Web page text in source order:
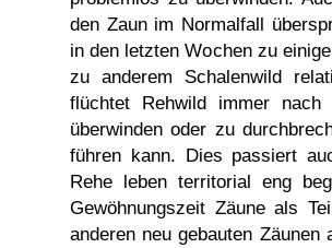
den Zaun im Normalfall
in den letzten Wochen zu
zu anderem Schalenwild
flüchtet Rehwild immer
überwinden oder zu
führen kann. Dies passiert
Rehe leben territorial eng
Gewöhnungszeit Zäune als
anderen neu gebauten